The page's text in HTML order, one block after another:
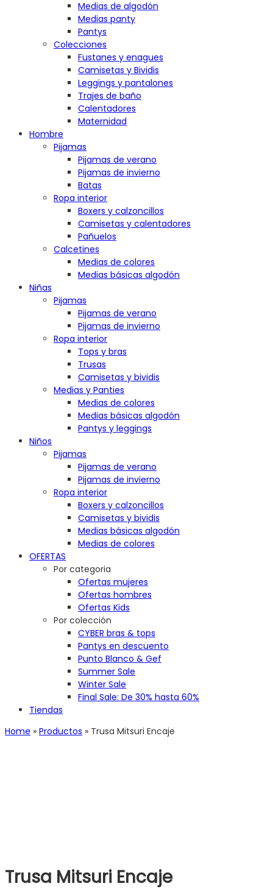
Medias de algodón
Medias panty
Pantys
Colecciones
Fustanes y enagues
Camisetas y Bividis
Leggings y pantalones
Trajes de baño
Calentadores
Maternidad
Hombre
Pijamas
Pijamas de verano
Pijamas de invierno
Batas
Ropa interior
Boxers y calzoncillos
Camisetas y calentadores
Pañuelos
Calcetines
Medias de colores
Medias básicas algodón
Niñas
Pijamas
Pijamas de verano
Pijamas de invierno
Ropa interior
Tops y bras
Trusas
Camisetas y bividis
Medias y Panties
Medias de colores
Medias básicas algodón
Pantys y leggings
Niños
Pijamas
Pijamas de verano
Pijamas de invierno
Ropa interior
Boxers y calzoncillos
Camisetas y bividis
Medias básicas algodón
Medias de colores
OFERTAS
Por categoria
Ofertas mujeres
Ofertas hombres
Ofertas Kids
Por colección
CYBER bras & tops
Pantys en descuento
Punto Blanco & Gef
Summer Sale
Winter Sale
Final Sale: De 30% hasta 60%
Tiendas
Home » Productos » Trusa Mitsuri Encaje
Trusa Mitsuri Encaje